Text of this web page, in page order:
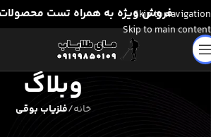
Skip to navigation
Skip to main content
فروش ویژه به همراه تست محصولات
وبلاگ
خانه/فلزیاب بوقی